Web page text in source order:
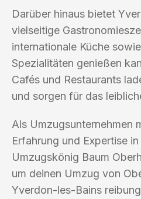
Darüber hinaus bietet
vielseitige
internationale Küche
Spezialitäten genießen
Cafés und Restaurants
und sorgen für das
Als Umzugsunternehmen
Erfahrung und Expertise
Umzugskönig Baum
um deinen Umzug von
Yverdon-les-Bains